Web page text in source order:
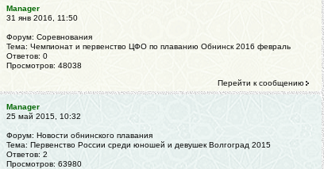
Manager
31 янв 2016, 11:50
Форум: Соревнования
Тема: Чемпионат и первенство ЦФО по плаванию Обнинск 2016 февраль
Ответов: 0
Просмотров: 48038
Перейти к сообщению
Manager
25 май 2015, 10:32
Форум: Новости обнинского плавания
Тема: Первенство России среди юношей и девушек Волгоград 2015
Ответов: 2
Просмотров: 63980